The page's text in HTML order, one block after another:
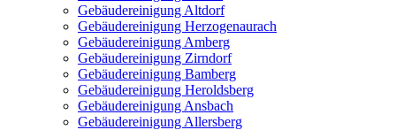
Gebäudereinigung Altdorf
Gebäudereinigung Herzogenaurach
Gebäudereinigung Amberg
Gebäudereinigung Zirndorf
Gebäudereinigung Bamberg
Gebäudereinigung Heroldsberg
Gebäudereinigung Ansbach
Gebäudereinigung Allersberg